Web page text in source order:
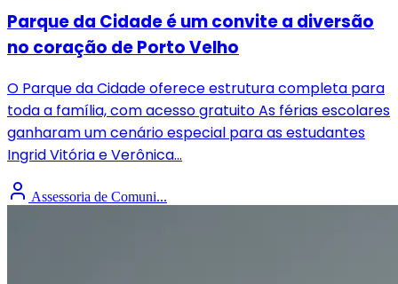
Parque da Cidade é um convite a diversão
no coração de Porto Velho
O Parque da Cidade oferece estrutura completa para
toda a família, com acesso gratuito As férias escolares
ganharam um cenário especial para as estudantes
Ingrid Vitória e Verônica...
Assessoria de Comuni...